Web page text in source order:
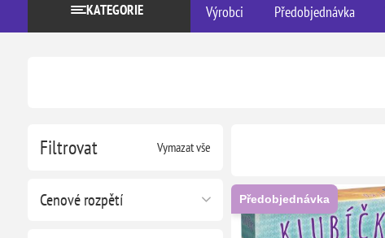
KATEGORIE Výrobci Předobjednávka
Filtrovat Vymazat vše
Cenové rozpětí Předobjednávka